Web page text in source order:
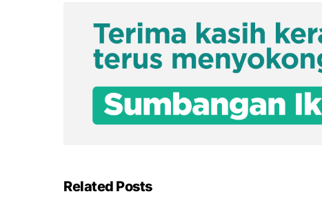
Related Posts